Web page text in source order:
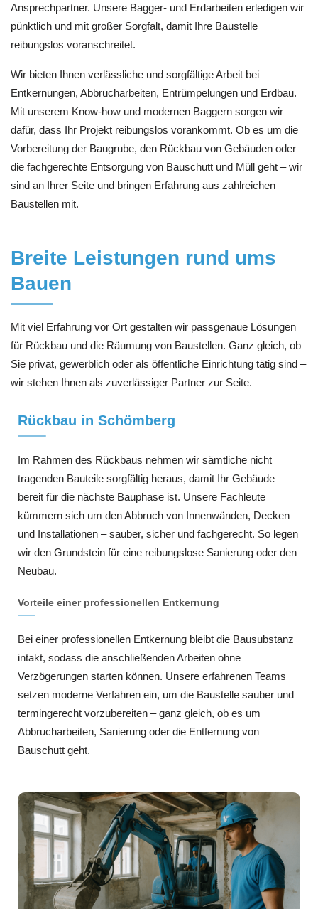
Ansprechpartner. Unsere Bagger- und Erdarbeiten erledigen wir
pünktlich und mit großer Sorgfalt, damit Ihre Baustelle
reibungslos voranschreitet.
Wir bieten Ihnen verlässliche und sorgfältige Arbeit bei
Entkernungen, Abbrucharbeiten, Entrümpelungen und Erdbau.
Mit unserem Know-how und modernen Baggern sorgen wir
dafür, dass Ihr Projekt reibungslos vorankommt. Ob es um die
Vorbereitung der Baugrube, den Rückbau von Gebäuden oder
die fachgerechte Entsorgung von Bauschutt und Müll geht – wir
sind an Ihrer Seite und bringen Erfahrung aus zahlreichen
Baustellen mit.
Breite Leistungen rund ums
Bauen
Mit viel Erfahrung vor Ort gestalten wir passgenaue Lösungen
für Rückbau und die Räumung von Baustellen. Ganz gleich, ob
Sie privat, gewerblich oder als öffentliche Einrichtung tätig sind –
wir stehen Ihnen als zuverlässiger Partner zur Seite.
Rückbau in Schömberg
Im Rahmen des Rückbaus nehmen wir sämtliche nicht
tragenden Bauteile sorgfältig heraus, damit Ihr Gebäude
bereit für die nächste Bauphase ist. Unsere Fachleute
kümmern sich um den Abbruch von Innenwänden, Decken
und Installationen – sauber, sicher und fachgerecht. So legen
wir den Grundstein für eine reibungslose Sanierung oder den
Neubau.
Vorteile einer professionellen Entkernung
Bei einer professionellen Entkernung bleibt die Bausubstanz
intakt, sodass die anschließenden Arbeiten ohne
Verzögerungen starten können. Unsere erfahrenen Teams
setzen moderne Verfahren ein, um die Baustelle sauber und
termingerecht vorzubereiten – ganz gleich, ob es um
Abbrucharbeiten, Sanierung oder die Entfernung von
Bauschutt geht.